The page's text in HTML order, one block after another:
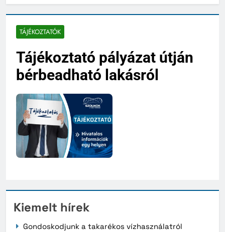
TÁJÉKOZTATÓK
Tájékoztató pályázat útján
bérbeadható lakásról
Kiemelt hírek
Gondoskodjunk a takarékos vízhasználatról